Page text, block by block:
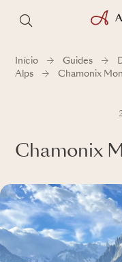
Início Guides
Alps
Chamonix
Chamonix